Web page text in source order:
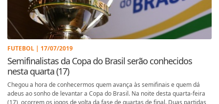
FUTEBOL | 17/07/2019
Semifinalistas da Copa do Brasil serão conhecidos
nesta quarta (17)
Chegou a hora de conhecermos quem avança às semifinais e quem dá
adeus ao sonho de levantar a Copa do Brasil. Na noite desta quarta-feira
(17), ocorrem os jogos de volta da fase de quartas de final. Duas partidas